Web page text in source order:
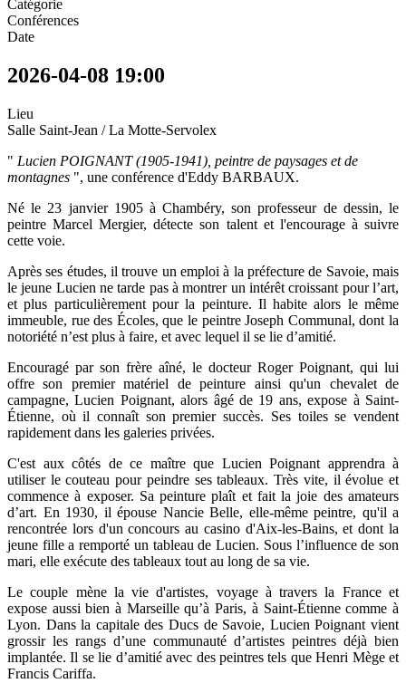
Catégorie
Conférences
Date
2026-04-08 19:00
Lieu
Salle Saint-Jean / La Motte-Servolex
" Lucien POIGNANT (1905-1941), peintre de paysages et de
montagnes ", une conférence d'Eddy BARBAUX.
Né le 23 janvier 1905 à Chambéry, son professeur de dessin, le
peintre Marcel Mergier, détecte son talent et l'encourage à suivre
cette voie.
Après ses études, il trouve un emploi à la préfecture de Savoie, mais
le jeune Lucien ne tarde pas à montrer un intérêt croissant pour l’art,
et plus particulièrement pour la peinture. Il habite alors le même
immeuble, rue des Écoles, que le peintre Joseph Communal, dont la
notoriété n’est plus à faire, et avec lequel il se lie d’amitié.
Encouragé par son frère aîné, le docteur Roger Poignant, qui lui
offre son premier matériel de peinture ainsi qu'un chevalet de
campagne, Lucien Poignant, alors âgé de 19 ans, expose à Saint-
Étienne, où il connaît son premier succès. Ses toiles se vendent
rapidement dans les galeries privées.
C'est aux côtés de ce maître que Lucien Poignant apprendra à
utiliser le couteau pour peindre ses tableaux. Très vite, il évolue et
commence à exposer. Sa peinture plaît et fait la joie des amateurs
d’art. En 1930, il épouse Nancie Belle, elle-même peintre, qu'il a
rencontrée lors d'un concours au casino d'Aix-les-Bains, et dont la
jeune fille a remporté un tableau de Lucien. Sous l’influence de son
mari, elle exécute des tableaux tout au long de sa vie.
Le couple mène la vie d'artistes, voyage à travers la France et
expose aussi bien à Marseille qu’à Paris, à Saint-Étienne comme à
Lyon. Dans la capitale des Ducs de Savoie, Lucien Poignant vient
grossir les rangs d’une communauté d’artistes peintres déjà bien
implantée. Il se lie d’amitié avec des peintres tels que Henri Mège et
Francis Cariffa.